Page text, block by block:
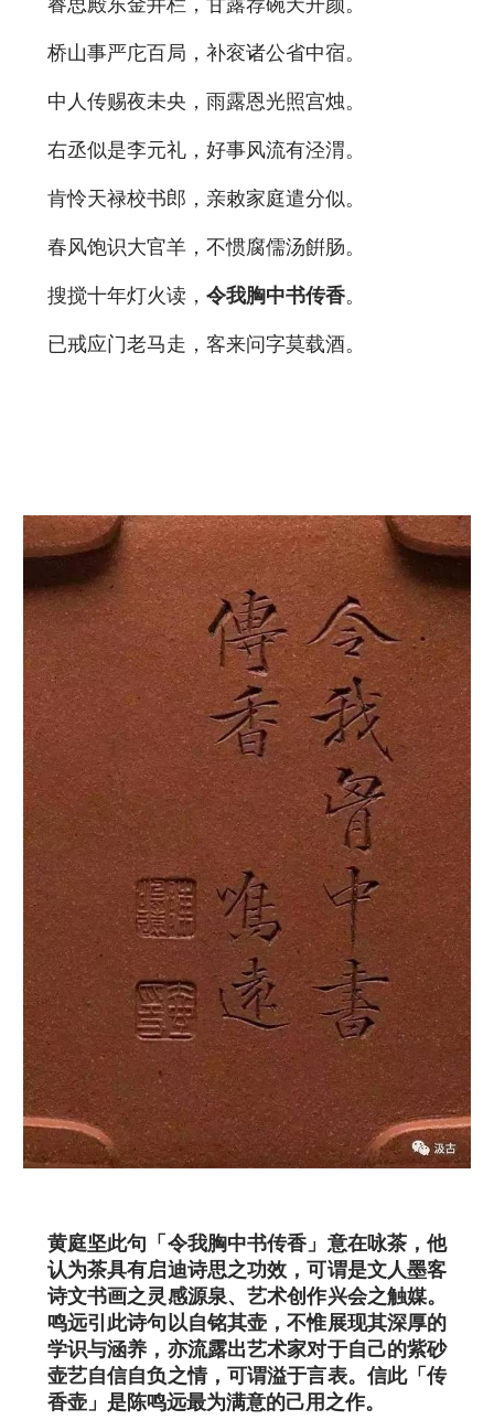
睿思殿东金井栏，甘露荐碗天开颜。
桥山事严庀百局，补衮诸公省中宿。
中人传赐夜未央，雨露恩光照宫烛。
右丞似是李元礼，好事风流有泾渭。
肯怜天禄校书郎，亲敕家庭遣分似。
春风饱识大官羊，不惯腐儒汤餠肠。
搜搅十年灯火读， 令我胸中书传香。
已戒应门老马走，客来问字莫载酒。
黄庭坚此句「令我胸中书传香」意在咏茶，他
认为茶具有启迪诗思之功效，可谓是文人墨客
诗文书画之灵感源泉、艺术创作兴会之触媒。
鸣远引此诗句以自铭其壶，不惟展现其深厚的
学识与涵养，亦流露出艺术家对于自己的紫砂
壶艺自信自负之情，可谓溢于言表。信此「传
香壶」是陈鸣远最为满意的己用之作。